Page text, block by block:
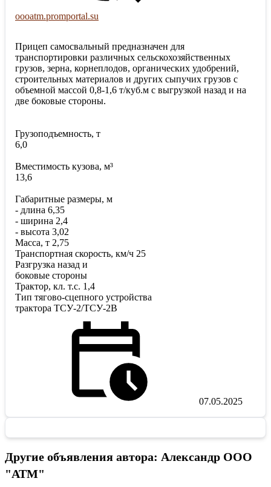
oooatm.promportal.su
Прицеп самосвальный предназначен для
транспортировки различных сельскохозяйственных
грузов, зерна, корнеплодов, органических удобрений,
строительных материалов и других сыпучих грузов с
объемной массой 0,8-1,6 т/куб.м с выгрузкой назад и на
две боковые стороны.
Грузоподъемность, т
6,0
Вместимость кузова, м³
13,6
Габаритные размеры, м
- длина 6,35
- ширина 2,4
- высота 3,02
Масса, т 2,75
Транспортная скорость, км/ч 25
Разгрузка назад и
боковые стороны
Трактор, кл. т.с. 1,4
Тип тягово-сцепного устройства
трактора ТСУ-2/ТСУ-2В
07.05.2025
Другие объявления автора: Александр ООО
"АТМ"